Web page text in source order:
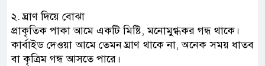
২. ঘ্রাণ দিয়ে বোঝা
প্রাকৃতিক পাকা আমে একটি মিষ্টি, মনোমুগ্ধকর গন্ধ থাকে।
কার্বাইড দেওয়া আমে তেমন ঘ্রাণ থাকে না, অনেক সময় ধাতব
বা কৃত্রিম গন্ধ আসতে পারে।